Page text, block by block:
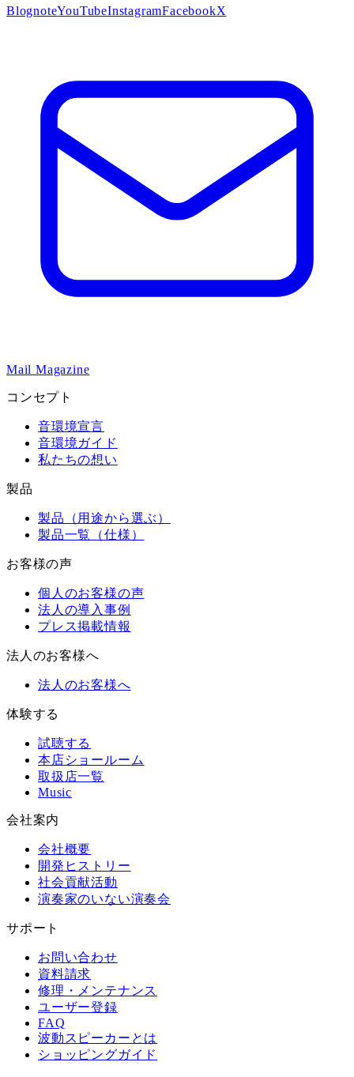
BlognoteYouTubeInstagramFacebookX
Mail Magazine
コンセプト
音環境宣言
音環境ガイド
私たちの想い
製品
製品（用途から選ぶ）
製品一覧（仕様）
お客様の声
個人のお客様の声
法人の導入事例
プレス掲載情報
法人のお客様へ
法人のお客様へ
体験する
試聴する
本店ショールーム
取扱店一覧
Music
会社案内
会社概要
開発ヒストリー
社会貢献活動
演奏家のいない演奏会
サポート
お問い合わせ
資料請求
修理・メンテナンス
ユーザー登録
FAQ
波動スピーカーとは
ショッピングガイド